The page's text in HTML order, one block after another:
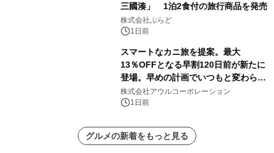
三國湊」 1泊2食付の旅行商品を発売
株式会社ぷらど
1日前
スマートなカニ旅を提案。最大
13％OFFとなる早割120日前が新たに
登場。早めの計画でいつもと変わらぬ
大人の冬旅を。ー夕日ヶ浦温泉「佳松
苑 別邸ふうか」ー
株式会社アウルコーポレーション
1日前
グルメの新着をもっと見る